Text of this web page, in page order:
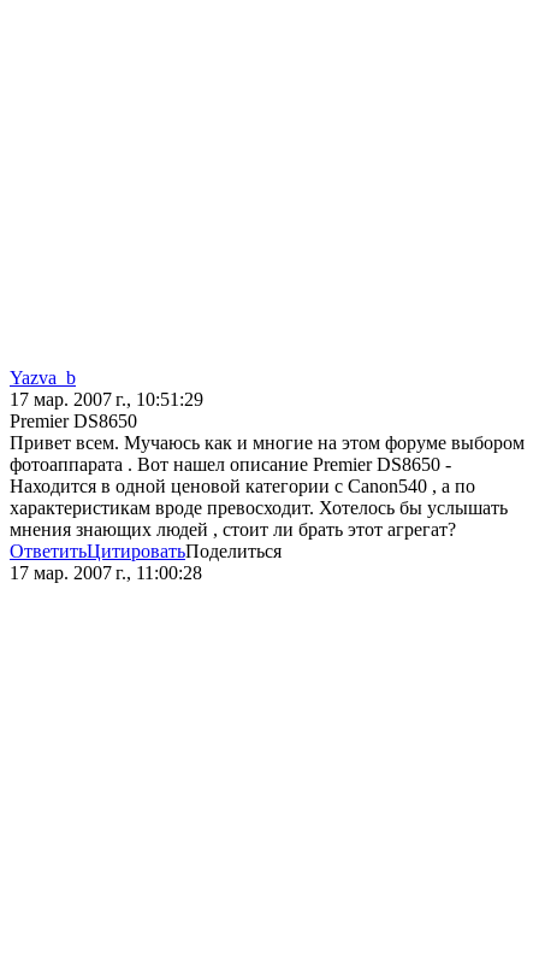
Yazva_b
17 мар. 2007 г., 10:51:29
Premier DS8650
Привет всем. Мучаюсь как и многие на этом форуме выбором
фотоаппарата . Вот нашел описание Premier DS8650 -
Находится в одной ценовой категории с Canon540 , а по
характеристикам вроде превосходит. Хотелось бы услышать
мнения знающих людей , стоит ли брать этот агрегат?
ОтветитьЦитироватьПоделиться
17 мар. 2007 г., 11:00:28